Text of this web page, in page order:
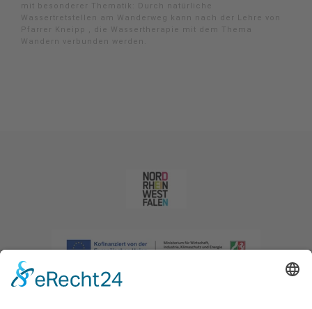
mit besonderer Thematik: Durch natürliche
Wassertretstellen am Wanderweg kann nach der Lehre von
Pfarrer Kneipp , die Wassertherapie mit dem Thema
Wandern verbunden werden.